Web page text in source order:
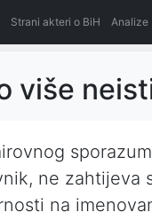
Strani akteri o BiH Analize
više
ne zahtijeva
na